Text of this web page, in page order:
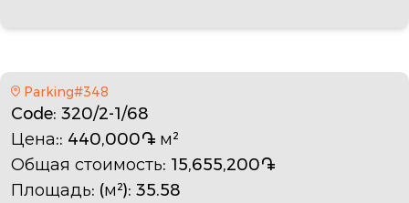
Parking#348
Code: 320/2-1/68
Цена:: 440,000֏ м²
Общая стоимость: 15,655,200֏
Площадь: (м²): 35.58